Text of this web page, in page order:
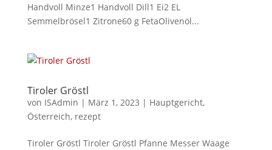
Handvoll Minze1 Handvoll Dill1 Ei2 EL
Semmelbrösel1 Zitrone60 g FetaOlivenöl...
Tiroler Gröstl
von ISAdmin | März 1, 2023 | Hauptgericht,
Österreich, rezept
Tiroler Gröstl Tiroler Gröstl Pfanne Messer Waage